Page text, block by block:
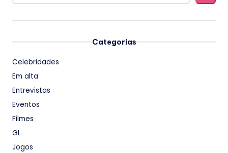
Categorias
Celebridades
Em alta
Entrevistas
Eventos
Filmes
GL
Jogos